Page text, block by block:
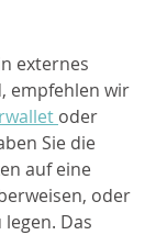
externes
empfehlen wir
oder
Sie die
auf eine
oder
legen. Das